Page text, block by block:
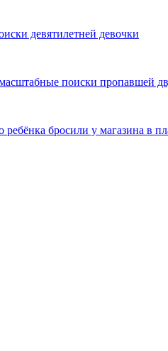
девятилетней девочки
поиски пропавшей
бросили у магазина в